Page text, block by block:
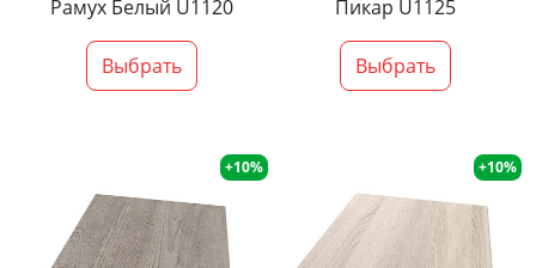
Рамух Белый U1120
Выбрать
Пикар U1125
Выбрать
+10% +10%